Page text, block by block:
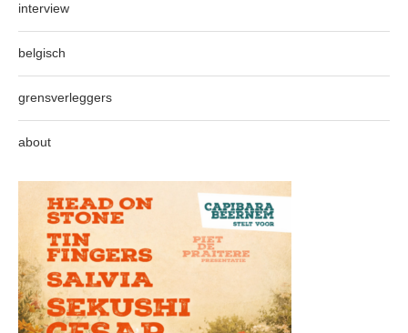
interview
belgisch
grensverleggers
about